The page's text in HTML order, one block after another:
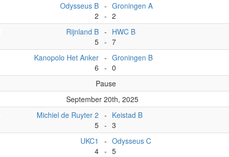
Odysseus B
2
-
-
Groningen A
2
Rijnland B
5
-
-
HWC B
7
Kanopolo Het Anker
6
-
-
Groningen B
0
Pause
September 20th, 2025
Michiel de Ruyter 2
5
-
-
Keistad B
3
UKC1
4
-
-
Odysseus C
5